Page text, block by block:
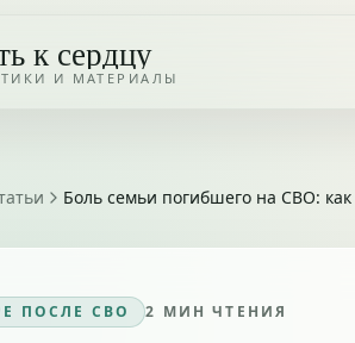
к сердцу
И МАТЕРИАЛЫ
Боль семьи погибшего на СВО:
ПОСЛЕ СВО 2 МИН ЧТЕНИЯ